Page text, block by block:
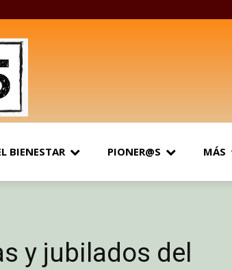
BIENESTAR PIONER@S MÁS
y jubilados del